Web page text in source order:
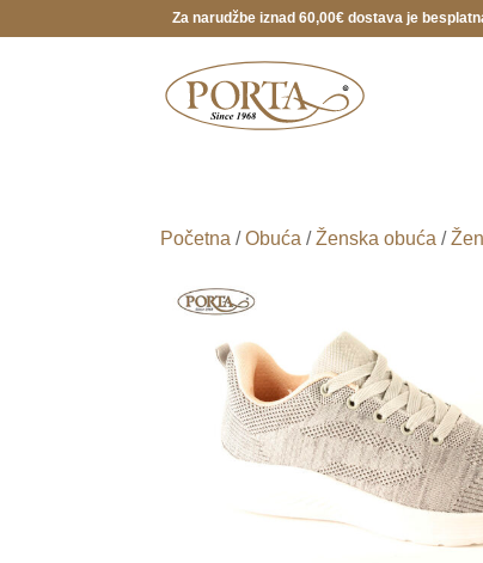
Za narudžbe iznad 60,00€ dostava je
Početna /Obuća /Ženska obuća /